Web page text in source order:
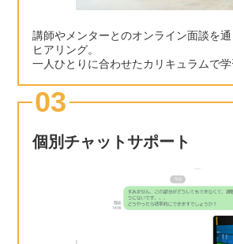
講師やメンターとのオンライン面談を
ヒアリング。
一人ひとりに合わせたカリキュラムで学
03
個別チャットサポート